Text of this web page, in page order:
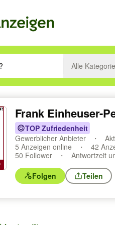
Eingabetaste drücken um zu
Alle
Frank Einheuser-
TOP Zufriedenheit
Gewerblicher Anbieter
5 Anzeigen online
42
50 Follower
Antwortzeit
Folgen Teilen